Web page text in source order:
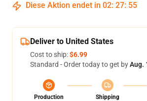
Diese Aktion endet in 02: 27: 54
Deliver to United States
Cost to ship:$6.99
Standard - Order today to get byAug.
Production
Shipping